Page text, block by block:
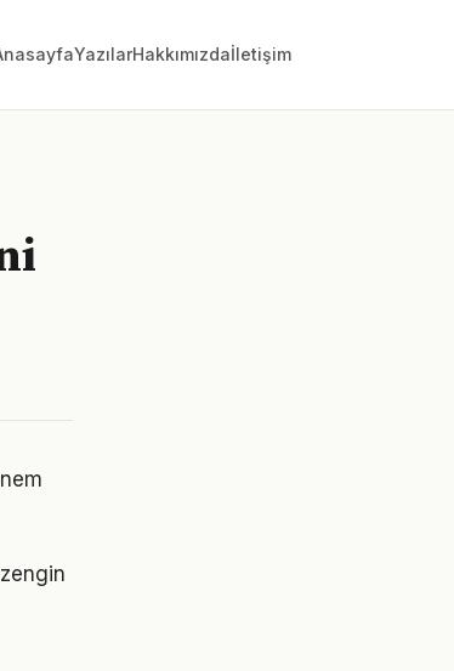
YazılarHakkımızdaİletişim